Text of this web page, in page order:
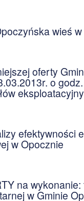
wieś
oferty
o
efektywności
w Opocznie
na
w Gminie